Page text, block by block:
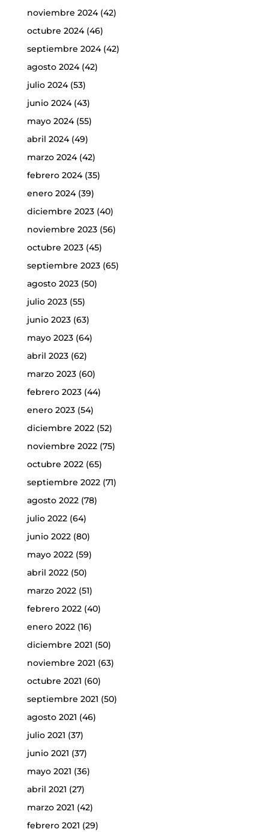
noviembre 2024(42)
octubre 2024(46)
septiembre 2024(42)
agosto 2024(42)
julio 2024(53)
junio 2024(43)
mayo 2024(55)
abril 2024(49)
marzo 2024(42)
febrero 2024(35)
enero 2024(39)
diciembre 2023(40)
noviembre 2023(56)
octubre 2023(45)
septiembre 2023(65)
agosto 2023(50)
julio 2023(55)
junio 2023(63)
mayo 2023(64)
abril 2023(62)
marzo 2023(60)
febrero 2023(44)
enero 2023(54)
diciembre 2022(52)
noviembre 2022(75)
octubre 2022(65)
septiembre 2022(71)
agosto 2022(78)
julio 2022(64)
junio 2022(80)
mayo 2022(59)
abril 2022(50)
marzo 2022(51)
febrero 2022(40)
enero 2022(16)
diciembre 2021 (50)
noviembre 2021 (63)
octubre 2021 (60)
septiembre 2021 (50)
agosto 2021 (46)
julio 2021 (37)
junio 2021 (37)
mayo 2021 (36)
abril 2021 (27)
marzo 2021 (42)
febrero 2021 (29)